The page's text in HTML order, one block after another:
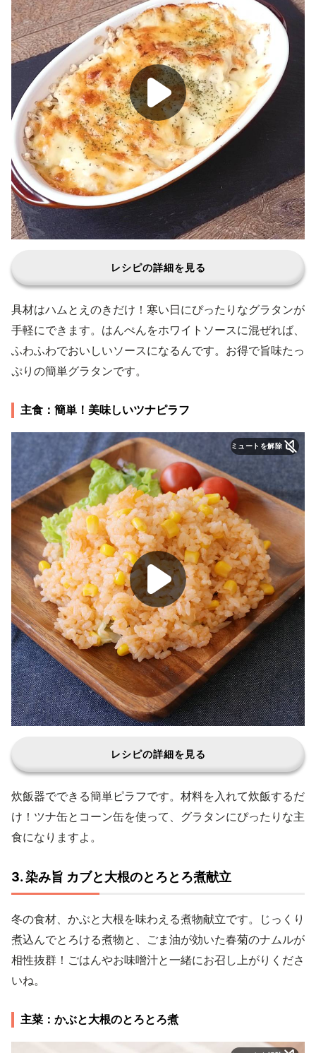
レシピの詳細を見る
具材はハムとえのきだけ！寒い日にぴったりなグラタンが
手軽にできます。はんぺんをホワイトソースに混ぜれば、
ふわふわでおいしいソースになるんです。お得で旨味たっ
ぷりの簡単グラタンです。
主食：簡単！美味しいツナピラフ
ミュートを解除
レシピの詳細を見る
炊飯器でできる簡単ピラフです。材料を入れて炊飯するだ
け！ツナ缶とコーン缶を使って、グラタンにぴったりな主
食になりますよ。
3. 染み旨 カブと大根のとろとろ煮献立
冬の食材、かぶと大根を味わえる煮物献立です。じっくり
煮込んでとろける煮物と、ごま油が効いた春菊のナムルが
相性抜群！ごはんやお味噌汁と一緒にお召し上がりくださ
いね。
主菜：かぶと大根のとろとろ煮